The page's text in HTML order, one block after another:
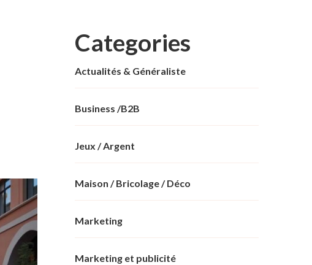
Categories
Actualités & Généraliste
Business /B2B
Jeux / Argent
Maison / Bricolage / Déco
Marketing
Marketing et publicité